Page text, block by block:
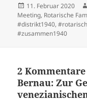
Veröffentlicht
am
11. Februar 2020
Meeting, Rotarische
#distrikt1940,
#zusammen1940
2
Bernau: Zur